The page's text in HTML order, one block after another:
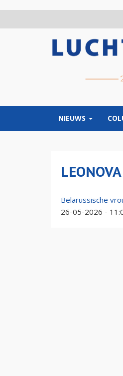
NIEUWS
LEONOVA
Belarussische
26-05-2026 -